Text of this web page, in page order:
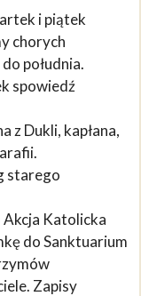
i piątek
chorych
południa.
spowiedź
z Dukli, kapłana,
starego
Akcja Katolicka
do Sanktuarium
Zapisy